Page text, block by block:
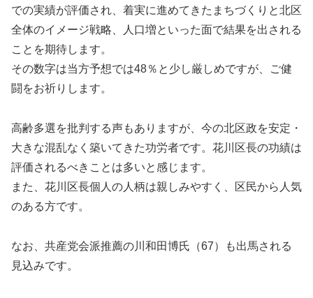
での実績が評価され、着実に進めてきたまちづくりと北区
全体のイメージ戦略、人口増といった面で結果を出される
ことを期待します。
その数字は当方予想では48％と少し厳しめですが、ご健
闘をお祈りします。
高齢多選を批判する声もありますが、今の北区政を安定・
大きな混乱なく築いてきた功労者です。花川区長の功績は
評価されるべきことは多いと感じます。
また、花川区長個人の人柄は親しみやすく、区民から人気
のある方です。
なお、共産党会派推薦の川和田博氏（67）も出馬される
見込みです。